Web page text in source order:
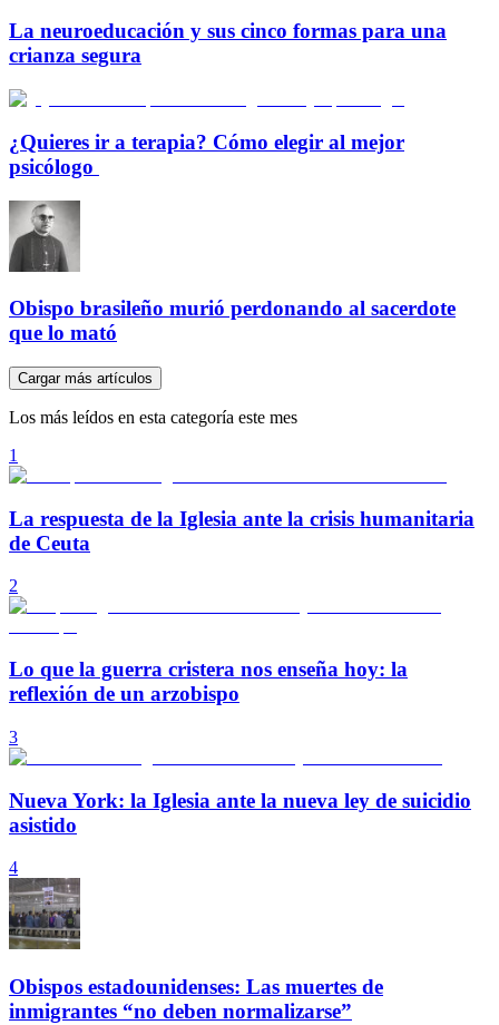
La neuroeducación y sus cinco formas para una
crianza segura
¿Quieres ir a terapia? Cómo elegir al mejor
psicólogo
Obispo brasileño murió perdonando al sacerdote
que lo mató
Cargar más artículos
Los más leídos en esta categoría este mes
1
La respuesta de la Iglesia ante la crisis humanitaria
de Ceuta
2
Lo que la guerra cristera nos enseña hoy: la
reflexión de un arzobispo
3
Nueva York: la Iglesia ante la nueva ley de suicidio
asistido
4
Obispos estadounidenses: Las muertes de
inmigrantes “no deben normalizarse”